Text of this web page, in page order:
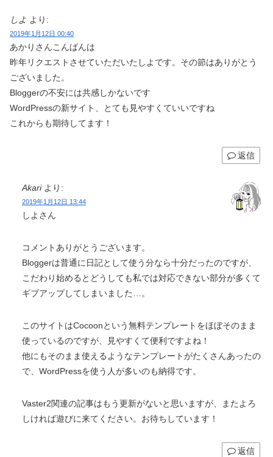
しよ より:
2019年1月12日 00:40
あかりさんこんばんは
昨年リクエストさせていただいたしよです。その節はありがとう
ございました。
Bloggerの不安には共感しかないです
WordPressの新サイト、とても見やすくていいですね
これからも期待してます！
返信
Akari より:
2019年1月12日 13:44
しよさん
コメントありがとうございます。
Bloggerは普通に日記として使う分なら十分だったのですが、
こだわり始めるとどうしても私では対応できない部分が多くて
ギブアップしてしまいました…。
このサイトはCocoonという無料テンプレートをほぼそのまま
使っているのですが、見やすくて便利ですよね！
他にもそのまま使えるようなテンプレートがたくさんあったの
で、WordPressを使う人が多いのも納得です。
Vaster2関連の記事はもう更新がないと思いますが、またよろ
しければ遊びに来てください。お待ちしています！
返信